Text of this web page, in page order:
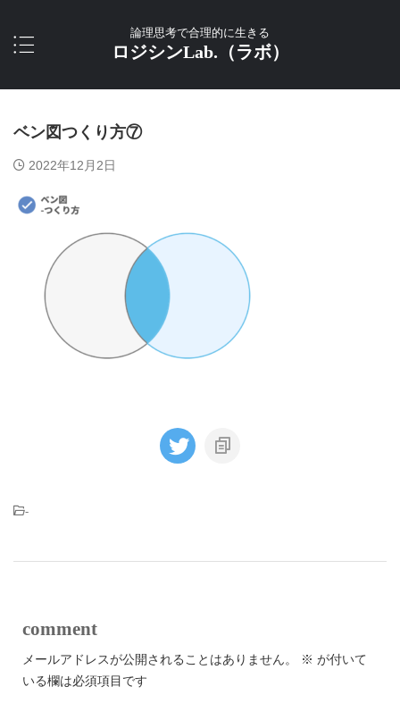
論理思考で合理的に生きる
ロジシンLab.（ラボ）
ベン図つくり方⑦
2022年12月2日
-
comment
メールアドレスが公開されることはありません。 ※ が付いて
いる欄は必須項目です